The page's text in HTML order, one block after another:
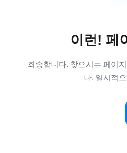
이런! 페
죄송합니다. 찾으시는 페이
나, 일시적